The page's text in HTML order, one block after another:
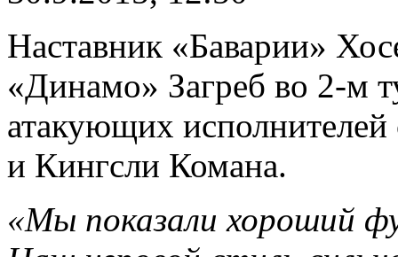
Наставник «Баварии»
«Динамо» Загреб во 2-м
атакующих
и Кингсли Комана.
«Мы показали хороший